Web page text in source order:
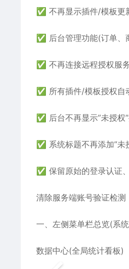
✅ 不再显示插件/模板更
✅ 后台管理功能(订单、
✅ 不再连接远程授权服
✅ 所有插件/模板授权自
✅ 后台不再显示”未授权
✅ 系统标题不再添加”未
✅ 保留原始的登录认证
清除服务端账号验证检
一、左侧菜单栏总览(系
数据中心(全局统计看板)